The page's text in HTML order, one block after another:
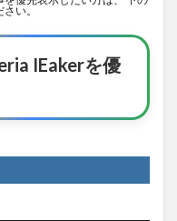
い。
IEakerを優